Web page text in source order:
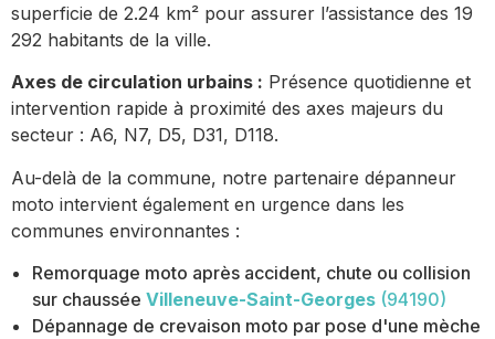
superficie de 2.24 km² pour assurer l’assistance des 19
292 habitants de la ville.
Axes de circulation urbains : Présence quotidienne et
intervention rapide à proximité des axes majeurs du
secteur : A6, N7, D5, D31, D118.
Au-delà de la commune, notre partenaire dépanneur
moto intervient également en urgence dans les
communes environnantes :
Remorquage moto après accident, chute ou collision
sur chaussée Villeneuve-Saint-Georges (94190)
Dépannage de crevaison moto par pose d'une mèche